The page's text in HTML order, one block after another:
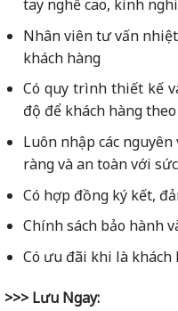
tay nghề cao, kinh
Nhân viên tư vấn
khách hàng
Có quy trình thiết kế
độ để khách hàng
Luôn nhập các
ràng và an toàn với
Có hợp đồng ký kết,
Chính sách bảo hành
Có ưu đãi khi là khách
>>> Lưu Ngay: